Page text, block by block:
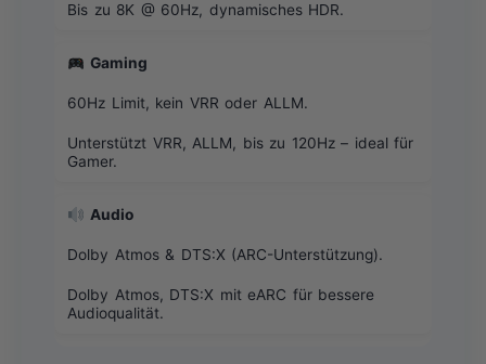
Bis zu 8K @ 60Hz, dynamisches HDR.
Gaming
60Hz Limit, kein VRR oder ALLM.
Unterstützt VRR, ALLM, bis zu 120Hz – ideal für
Gamer.
Audio
Dolby Atmos & DTS:X (ARC-Unterstützung).
Dolby Atmos, DTS:X mit eARC für bessere
Audioqualität.